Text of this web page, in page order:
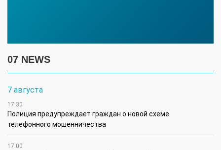
07 NEWS
7 августа
17:30
Полиция предупреждает граждан о новой схеме
телефонного мошенничества
17:00